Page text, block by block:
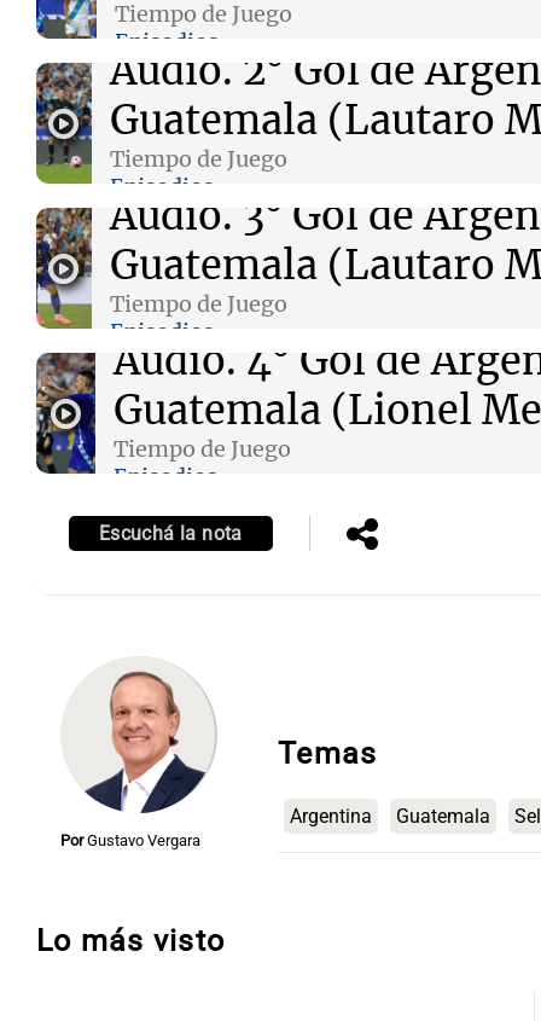
Tiempo de Juego
Episodios
Audio. 2° Gol de
Guatemala (Lautaro
Tiempo de Juego
Episodios
Audio. 3° Gol de
Guatemala (Lautaro
Tiempo de Juego
Episodios
Audio. 4° Gol de
Guatemala (Lionel
Tiempo de Juego
Episodios
Escuchá la nota
Por Gustavo Vergara
Temas
Argentina Guatemala
Lo más visto